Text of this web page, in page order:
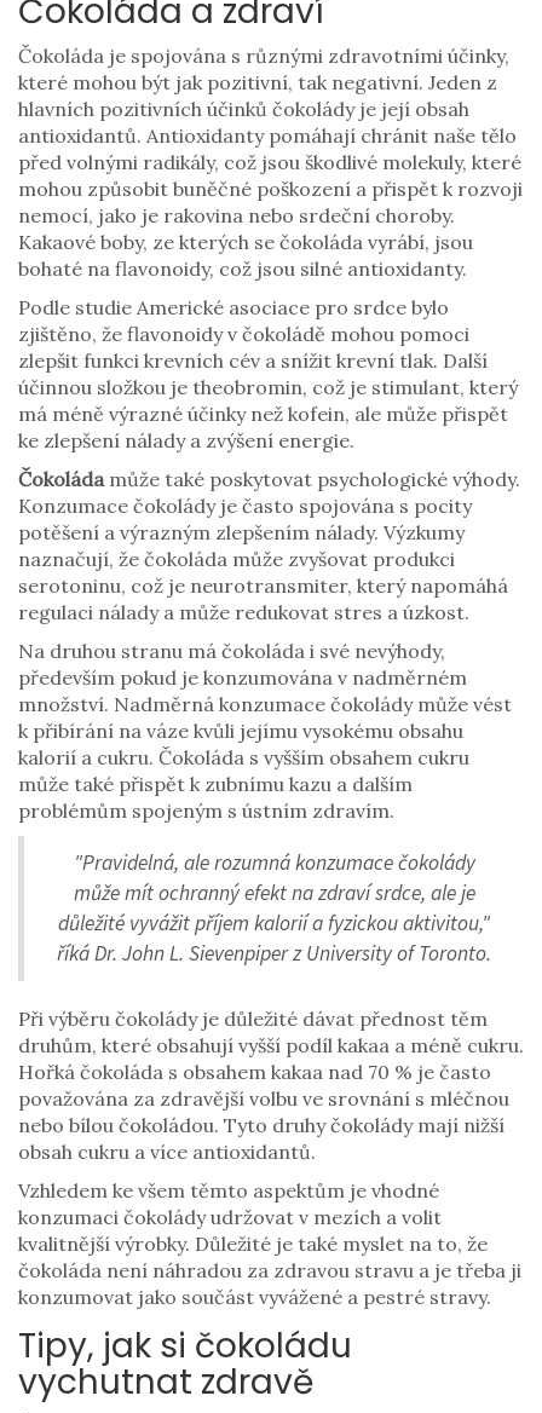
Čokoláda a zdraví
Čokoláda je spojována s různými zdravotními účinky,
které mohou být jak pozitivní, tak negativní. Jeden z
hlavních pozitivních účinků čokolády je její obsah
antioxidantů. Antioxidanty pomáhají chránit naše tělo
před volnými radikály, což jsou škodlivé molekuly, které
mohou způsobit buněčné poškození a přispět k rozvoji
nemocí, jako je rakovina nebo srdeční choroby.
Kakaové boby, ze kterých se čokoláda vyrábí, jsou
bohaté na flavonoidy, což jsou silné antioxidanty.
Podle studie Americké asociace pro srdce bylo
zjištěno, že flavonoidy v čokoládě mohou pomoci
zlepšit funkci krevních cév a snížit krevní tlak. Další
účinnou složkou je theobromin, což je stimulant, který
má méně výrazné účinky než kofein, ale může přispět
ke zlepšení nálady a zvýšení energie.
Čokoládamůže také poskytovat psychologické výhody.
Konzumace čokolády je často spojována s pocity
potěšení a výrazným zlepšením nálady. Výzkumy
naznačují, že čokoláda může zvyšovat produkci
serotoninu, což je neurotransmiter, který napomáhá
regulaci nálady a může redukovat stres a úzkost.
Na druhou stranu má čokoláda i své nevýhody,
především pokud je konzumována v nadměrném
množství. Nadměrná konzumace čokolády může vést
k přibírání na váze kvůli jejímu vysokému obsahu
kalorií a cukru. Čokoláda s vyšším obsahem cukru
může také přispět k zubnímu kazu a dalším
problémům spojeným s ústním zdravím.
"Pravidelná, ale rozumná konzumace čokolády
může mít ochranný efekt na zdraví srdce, ale je
důležité vyvážit příjem kalorií a fyzickou aktivitou,"
říká Dr. John L. Sievenpiper z University of Toronto.
Při výběru čokolády je důležité dávat přednost těm
druhům, které obsahují vyšší podíl kakaa a méně cukru.
Hořká čokoláda s obsahem kakaa nad 70 % je často
považována za zdravější volbu ve srovnání s mléčnou
nebo bílou čokoládou. Tyto druhy čokolády mají nižší
obsah cukru a více antioxidantů.
Vzhledem ke všem těmto aspektům je vhodné
konzumaci čokolády udržovat v mezích a volit
kvalitnější výrobky. Důležité je také myslet na to, že
čokoláda není náhradou za zdravou stravu a je třeba ji
konzumovat jako součást vyvážené a pestré stravy.
Tipy, jak si čokoládu
vychutnat zdravě